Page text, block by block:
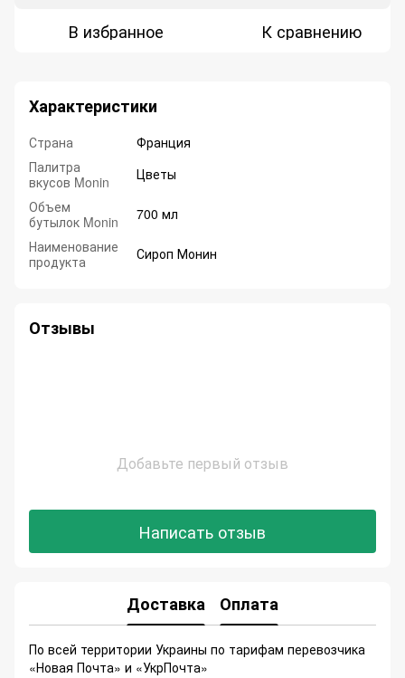
В избранное К сравнению
Характеристики
Страна
Франция
Палитра
вкусов Monin
Цветы
Объем
бутылок Monin
700 мл
Наименование
продукта
Сироп Монин
Отзывы
Добавьте первый отзыв
Написать отзыв
Доставка Оплата
По всей территории Украины по тарифам перевозчика
«Новая Почта» и «УкрПочта»